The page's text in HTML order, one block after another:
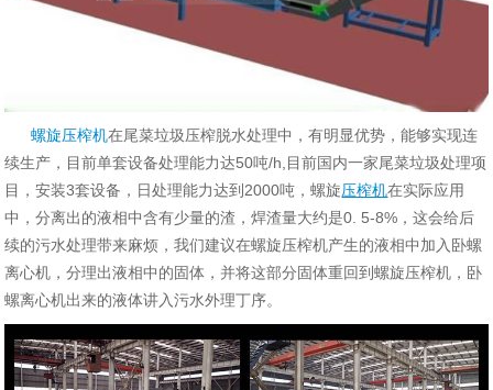
螺旋压榨机在尾菜垃圾压榨脱水处理中，有明显优势，能够实现连
续生产，目前单套设备处理能力达50吨/h,目前国内一家尾菜垃圾处理项
目，安装3套设备，日处理能力达到2000吨，螺旋压榨机在实际应用
中，分离出的液相中含有少量的渣，焊渣量大约是0. 5-8%，这会给后
续的污水处理带来麻烦，我们建议在螺旋压榨机产生的液相中加入卧螺
离心机，分理出液相中的固体，并将这部分固体重回到螺旋压榨机，卧
螺离心机出来的液体讲入污水外理丁序。